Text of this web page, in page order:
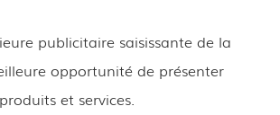
publicitaire saisissante de la
opportunité de présenter
et services.